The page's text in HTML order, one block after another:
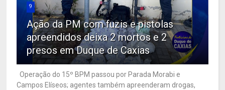
9
Ação da PM com fuzis e pistolas
apreendidos deixa 2 mortos e 2
presos em Duque de Caxias
Operação do 15º BPM passou por Parada Morabi e
Campos Elíseos; agentes também apreenderam drogas,